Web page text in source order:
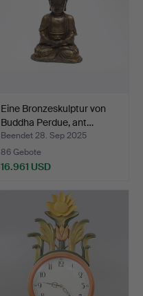
Eine Bronzeskulptur von
Buddha Perdue, ant…
Beendet 28. Sep 2025
86 Gebote
16.961 USD